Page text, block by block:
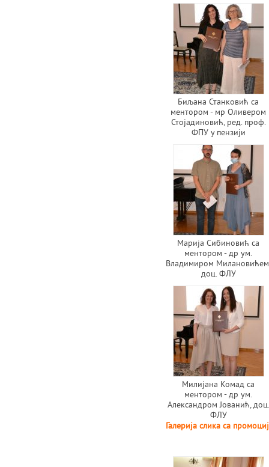
Биљана Станковић са
ментором - мр Оливером
Стојадиновић, ред. проф.
ФПУ у пензији
Марија Сибиновић са
ментором - др ум.
Владимиром
доц. ФЛУ
Милијана Комад са
ментором - др ум.
Александром Јованић, доц.
ФЛУ
Галерија слика са